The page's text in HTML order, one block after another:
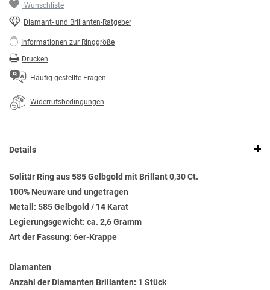
Wunschliste
Diamant- und Brillanten-Ratgeber
Informationen zur Ringgröße
Drucken
Häufig gestellte Fragen
Widerrufsbedingungen
Details
Solitär Ring aus 585 Gelbgold mit Brillant 0,30 Ct.
100% Neuware und ungetragen
Metall: 585 Gelbgold / 14 Karat
Legierungsgewicht: ca. 2,6 Gramm
Art der Fassung: 6er-Krappe
Diamanten
Anzahl der Diamanten Brillanten: 1 Stück